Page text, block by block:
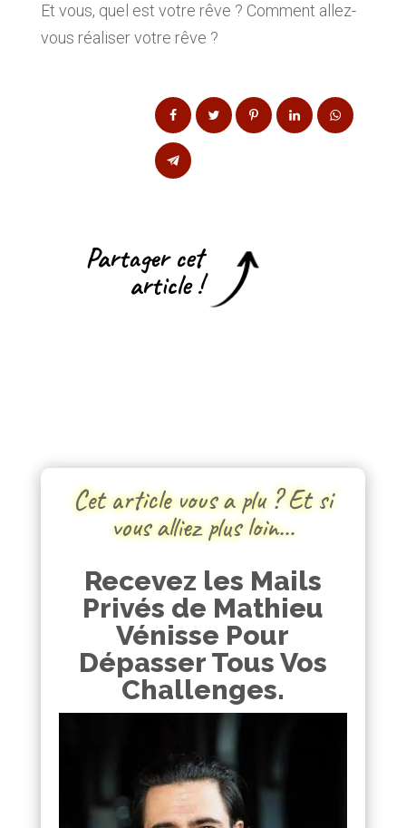
Et vous, quel est votre rêve ? Comment allez-
vous réaliser votre rêve ?
Partager cet
article !
Cet article vous a plu ? Et si
vous alliez plus loin…
Recevez les Mails
Privés de Mathieu
Vénisse Pour
Dépasser Tous Vos
Challenges.